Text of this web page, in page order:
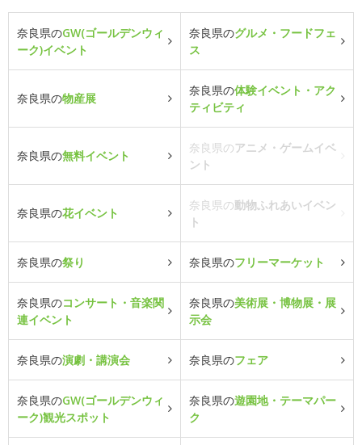
奈良県のGW(ゴールデンウィ
ーク)イベント
奈良県のグルメ・フードフェ
ス
奈良県の物産展
奈良県の体験イベント・アク
ティビティ
奈良県の無料イベント
奈良県のアニメ・ゲームイベ
ント
奈良県の花イベント
奈良県の動物ふれあいイベン
ト
奈良県の祭り 奈良県のフリーマーケット
奈良県のコンサート・音楽関
連イベント
奈良県の美術展・博物展・展
示会
奈良県の演劇・講演会 奈良県のフェア
奈良県のGW(ゴールデンウィ
ーク)観光スポット
奈良県の遊園地・テーマパー
ク